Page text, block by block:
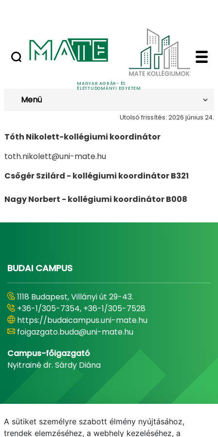
MAGYAR AGRÁR- ÉS
ÉLETTUDOMÁNYI EGYETEM
Nyilvános versenyeztetési felhívások
Munkatársak - MATE
Munkatársak
Menü
Utolsó frissítés: 2026 június 24.
Tóth Nikolett-kollégiumi koordinátor
toth.nikolett@uni-mate.hu
Csőgér Szilárd - kollégiumi koordinátor B321
Nagy Norbert - kollégiumi koordinátor B008
BUDAI CAMPUS
1118 Budapest, Villányi út 29-43.
+36-1/305-7354, +36-1/305-7528
https://budaicampus.uni-mate.hu
foigazgato.buda@uni-mate.hu
Campus-főigazgató
Nyitrainé dr. Sárdy Diána
A sütiket személyre szabott élmény nyújtásához,
trendek elemzéséhez, a webhely kezeléséhez, a